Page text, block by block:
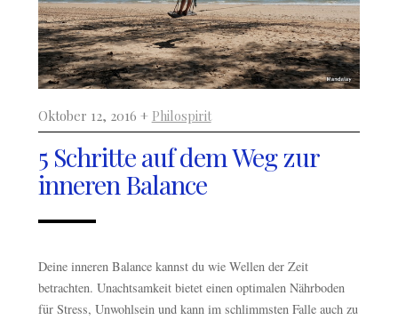
Oktober 12, 2016 + Philospirit
5 Schritte auf dem Weg zur
inneren Balance
Deine inneren Balance kannst du wie Wellen der Zeit
betrachten. Unachtsamkeit bietet einen optimalen Nährboden
für Stress, Unwohlsein und kann im schlimmsten Falle auch zu